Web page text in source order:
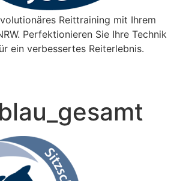
Reittraining mit Ihrem
Perfektionieren Sie Ihre Technik
ein verbessertes Reiterlebnis.